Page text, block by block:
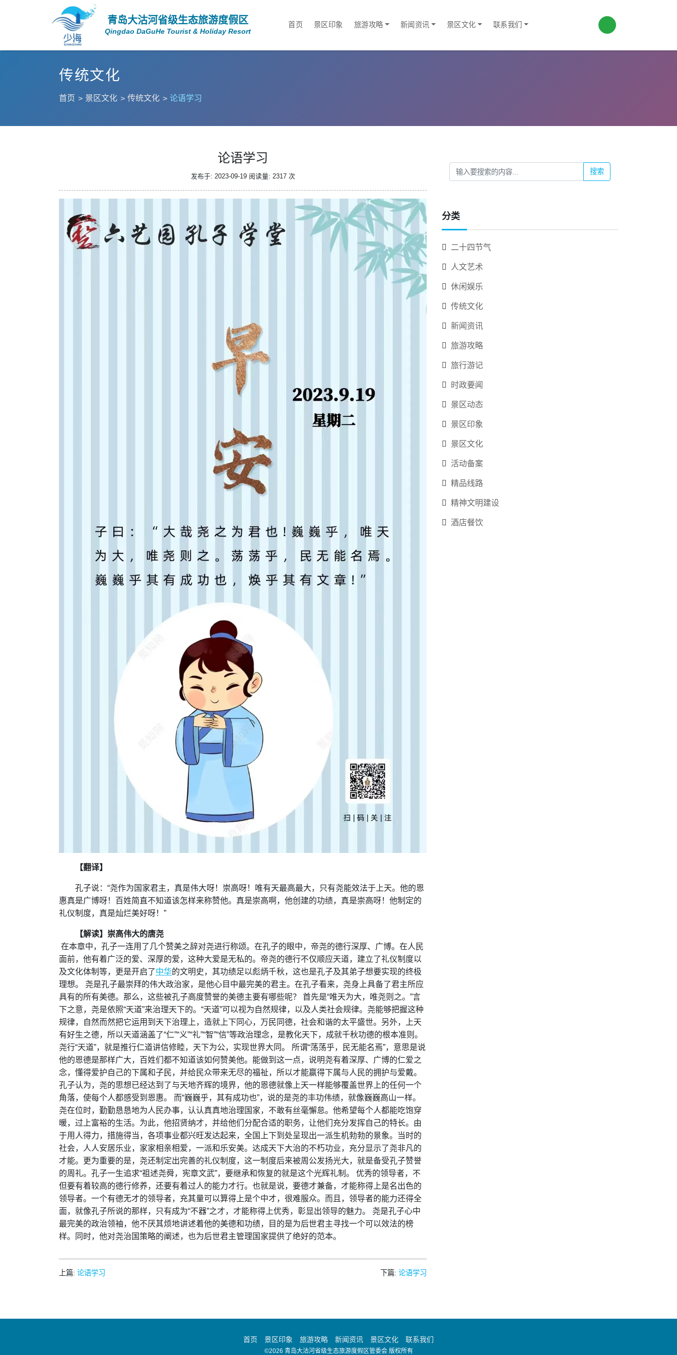
青岛大沽河省级生态旅游度假区
Qingdao DaGuHe Tourist & Holiday Resort
首页 景区印象 旅游攻略 新闻资讯 景区文化 联系我们
传统文化
首页 景区文化 传统文化 论语学习
论语学习
发布于: 2023-09-19 阅读量: 2317 次
【翻译】
孔子说：“尧作为国家君主，真是伟大呀！崇高呀！唯有天最高最大，只有尧能效法于上天。他的恩
惠真是广博呀！百姓简直不知道该怎样来称赞他。真是崇高啊，他创建的功绩，真是崇高呀！他制定的
礼仪制度，真是灿烂美好呀！”
【解读】崇高伟大的唐尧
在本章中，孔子一连用了几个赞美之辞对尧进行称颂。在孔子的眼中，帝尧的德行深厚、广博。在人民
面前，他有着广泛的爱、深厚的爱，这种大爱是无私的。帝尧的德行不仅顺应天道，建立了礼仪制度以
及文化体制等，更是开启了中华的文明史，其功绩足以彪炳千秋，这也是孔子及其弟子想要实现的终极
理想。 尧是孔子最崇拜的伟大政治家，是他心目中最完美的君主。在孔子看来，尧身上具备了君主所应
具有的所有美德。那么，这些被孔子高度赞誉的美德主要有哪些呢？ 首先是“唯天为大，唯尧则之。”言
下之意，尧是依照“天道”来治理天下的。“天道”可以视为自然规律，以及人类社会规律。尧能够把握这种
规律，自然而然把它运用到天下治理上，造就上下同心，万民同德，社会和谐的太平盛世。另外，上天
有好生之德，所以天道涵盖了“仁”“义”“礼”“智”“信”等政治理念，是教化天下，成就千秋功德的根本准则。
尧行“天道”，就是推行仁道讲信修睦，天下为公，实现世界大同。 所谓“荡荡乎，民无能名焉”，意思是说
他的恩德是那样广大，百姓们都不知道该如何赞美他。能做到这一点，说明尧有着深厚、广博的仁爱之
念，懂得爱护自己的下属和子民，并给民众带来无尽的福祉，所以才能赢得下属与人民的拥护与爱戴。
孔子认为，尧的思想已经达到了与天地齐辉的境界，他的恩德就像上天一样能够覆盖世界上的任何一个
角落，使每个人都感受到恩惠。 而“巍巍乎，其有成功也”，说的是尧的丰功伟绩，就像巍巍高山一样。
尧在位时，勤勤恳恳地为人民办事，认认真真地治理国家，不敢有丝毫懈怠。他希望每个人都能吃饱穿
暖，过上富裕的生活。为此，他招贤纳才，并给他们分配合适的职务，让他们充分发挥自己的特长。由
于用人得力，措施得当，各项事业都兴旺发达起来，全国上下到处呈现出一派生机勃勃的景象。当时的
社会，人人安居乐业，家家相亲相爱，一派和乐安美。达成天下大治的不朽功业，充分显示了尧非凡的
才能。更为重要的是，尧还制定出完善的礼仪制度，这一制度后来被周公发扬光大，就是备受孔子赞誉
的周礼。孔子一生追求“祖述尧舜，宪章文武”，要继承和恢复的就是这个光辉礼制。 优秀的领导者，不
但要有着较高的德行修养，还要有着过人的能力才行。也就是说，要德才兼备，才能称得上是名出色的
领导者。一个有德无才的领导者，充其量可以算得上是个中才，很难服众。而且，领导者的能力还得全
面，就像孔子所说的那样，只有成为“不器”之才，才能称得上优秀，彰显出领导的魅力。 尧是孔子心中
最完美的政治领袖，他不厌其烦地讲述着他的美德和功绩，目的是为后世君主寻找一个可以效法的榜
样。同时，他对尧治国策略的阐述，也为后世君主管理国家提供了绝好的范本。
上篇: 论语学习 下篇: 论语学习
搜索
分类
二十四节气
人文艺术
休闲娱乐
传统文化
新闻资讯
旅游攻略
旅行游记
时政要闻
景区动态
景区印象
景区文化
活动备案
精品线路
精神文明建设
酒店餐饮
首页 景区印象 旅游攻略 新闻资讯 景区文化 联系我们
©2026 青岛大沽河省级生态旅游度假区管委会 版权所有